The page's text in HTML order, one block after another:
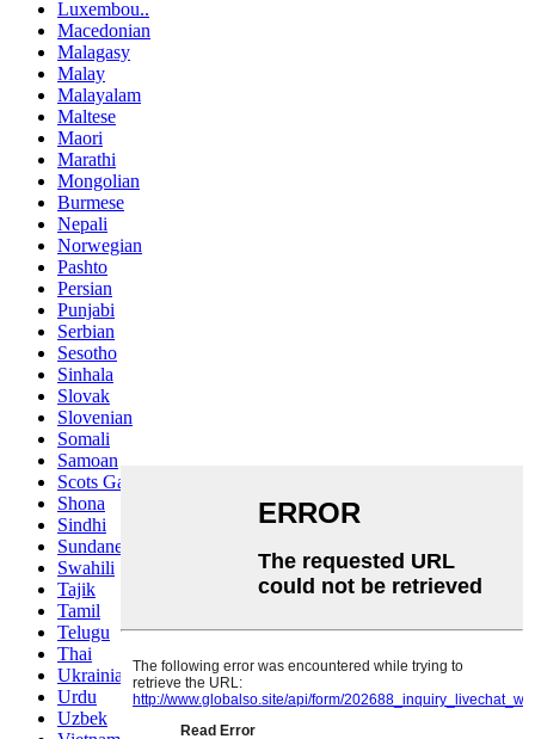
Luxembou..
Macedonian
Malagasy
Malay
Malayalam
Maltese
Maori
Marathi
Mongolian
Burmese
Nepali
Norwegian
Pashto
Persian
Punjabi
Serbian
Sesotho
Sinhala
Slovak
Slovenian
Somali
Samoan
Scots Gaelic
Shona
Sindhi
Sundanese
Swahili
Tajik
Tamil
Telugu
Thai
Ukrainian
Urdu
Uzbek